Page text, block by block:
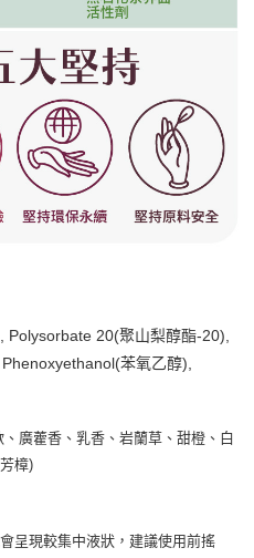
Polysorbate 20(聚山梨醇酯-20),
苯氧乙醇),
廣藿香、乳香、岩蘭草、甜橙、白
樟)
呈現較集中液狀，建議使用前搖